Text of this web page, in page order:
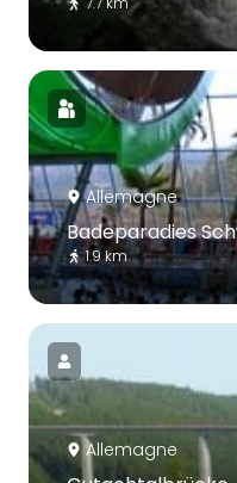
Allemagne
Badeparadies
1.9 km
Allemagne